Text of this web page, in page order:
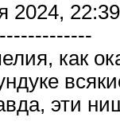
2024,
как
эти